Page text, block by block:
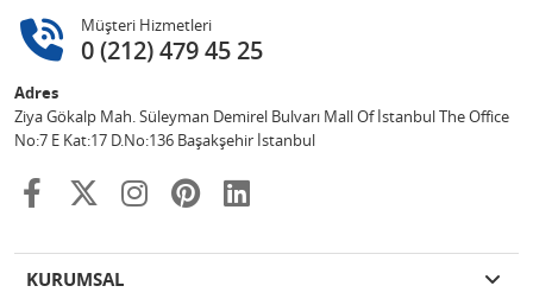
Müşteri Hizmetleri
0 (212) 479 45 25
Adres
Ziya Gökalp Mah. Süleyman Demirel Bulvarı Mall Of İstanbul The Office
No:7 E Kat:17 D.No:136 Başakşehir İstanbul
KURUMSAL